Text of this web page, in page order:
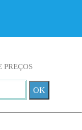
PREÇOS
OK